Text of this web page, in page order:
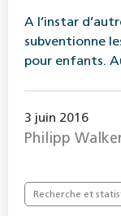
A l’instar
subventionne
pour enfants.
3 juin 2016
Philipp
Recherche et